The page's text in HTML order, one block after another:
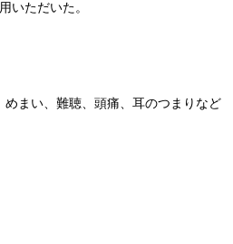
いただいた。
めまい、難聴、頭痛、耳のつまりなど